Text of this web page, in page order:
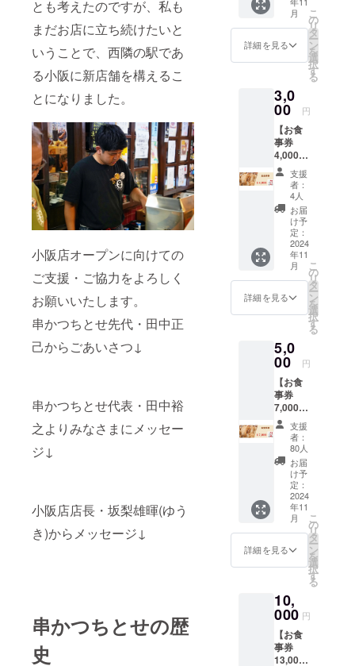
とも考えたのですが、私も
まだお店に立ち続けたいと
いうことで、西隣の駅であ
る小阪に新店舗を構えるこ
とになりました。
小阪店オープンに向けての
ご支援・ご協力をよろしく
お願いいたします。
串かつちとせ先代・田中正
己からごあいさつ↓
串かつちとせ代表・田中裕
之よりみなさまにメッセー
ジ↓
小阪店店長・坂梨雄暉(ゆう
き)からメッセージ↓
串かつちとせの歴
史
舗ロゴ
でさり
げなく
アピー
ル。 持
しやす
い薄手
タイプ
です。
A4サイ
ズすっ
ぽり余
裕を
持って
入るサ
イズで
す。 素
材：綿
100%
4.0オン
ス サイ
ズ(本
体)：約
W300x
m サイ
ズ(持ち
手)：約
W25xL
500mm
※エコ
バッグ
のデザ
インを
AorBか
らお選
びくだ
さい。
カラー
はどち
らも
ベー
ジュで
す。
事券
13,000
円】 ※
お食事
券の現
金への
中には
店舗ロ
りげな
くア
ル。 厚
すぎず
薄すぎ
ない、
全体の
シル
エット
を重視
した程
よい厚
みのス
タン
ダード
なTシャ
ツで
す。 カ
ラー：
白 素
材：
天竺
綿100%
サイ
ズ：S、
M、L、
XL、
2XL(男
女兼用)
※デザイ
ンを
AorBか
らお選
びくだ
さい。
※Tシャ
ツのサ
イズは
S、M、
L、
2XL(男
女兼用)
からお
選びく
ださ
い。 ※
タイプ
です。
ズすっ
ぽり余
入るサ
イズで
す。 内
容 ・お
礼の
メッ
セージ
・オリ
ジナル
エコ
バッグ
(1こ) ※
エコ
バッグ
のデザ
AorBか
らお選
さい。
カラー
はどち
らも
ベー
ジュで
す。 ※
店舗(八
戸ノ里
本店・
小阪店)
での受
け取り
or郵送
希望か
をお選
びくだ
さい。
【エコ
詳細】
素材：
綿100%
4.0オン
ス サイ
ズ(本
ん・裏
店舗ロ
にはビ
リケン
中には
店舗ロ
ゴでさ
りげな
くア
ピー
ル。 厚
すぎず
薄すぎ
ない、
全体の
シル
エット
を重視
した程
みのス
タン
ツで
す。 内
容 ・お
礼の
メッ
セージ
・オリ
ジナルT
シャツ
(1枚) ※
デザイ
ンを
AorBか
らお選
びくだ
※Tシャ
ツのサ
S、M、
L、
XL、
2XL(男
女兼用)
からお
す。 ま
た、つ
ぎ足し
つぎ足
「二度
づけ禁
止」の
特製
ソース
と、名
物どて
焼きの
味噌ダ
レが
ソース
と合体
した唯
一無二
のカ
セット
にしま
お礼の
メッ
セージ
・オリ
ジナル
エコ
バッグ
・串か
つちと
せ秘伝
のソー
ス×2個
・串か
つちと
せ監修
りどて
やき牛
個 ※エ
コバッ
グのデ
ザイン
をAorB
デザイ
ンした
ロゴを
あし
ザイ
ン。ソ
ウルフ
ルで
ポップ
な世界
観は、
ちとせ
が目指
す店作
りその
もので
す。 ま
た、つ
ぎ足し
つぎ足
し受け
づけ禁
止」の
特製
ソース
と、名
物どて
焼きの
味噌ダ
レが
ソース
と合体
した唯
一無二
のカ
レーを
にしま
した。
メッ
セージ
・オリ
ジナルT
シャツ
取り入
れよ
う！T
シャツ
とエコ
バッグ
トで
す。 ち
とせ新
世界時
代から
の常連
であ
り、
「西成
のピカ
ソ」の
異名を
持つ
ハー
ト・
アー
ティス
デザイ
ンした
ロゴを
あし
らっ
た、オ
リジナ
ルデザ
インで
す。 ソ
ウルフ
ルで
ポップ
な世界
観は、
ちとせ
が目指
内容 ・
お礼の
メッ
セージ
・オリ
月
詳細を見る
こ
の
リ
タ
ー
ン
を
選
択
す
る
3,0
00 円
【お食
事券
4,000
円】 内
容 ・お
礼の
メッ
セージ
・4,000
(1,000
円×4枚)
のお食
事券 ・
特製缶
バッジ
※お食事
券の現
金への
交換は
できま
せん。
おつり
はでま
せん。
※八戸ノ
里本
店・小
阪店共
通で使
用でき
ます。
※お食事
2025/11
/30まで
※お食事
券の画
像はイ
メージ
です。
支援
者：
4人
お届
け予
定：
2024
年11
月
詳細を見る
こ
の
リ
タ
ー
ン
を
選
択
す
る
5,0
00 円
【お食
事券
7,000
円】 内
容 ・お
礼の
メッ
セージ
・7,000
(1,000
円×7枚)
のお食
事券 ・
特製缶
バッジ
※お食事
券の現
金への
交換は
できま
せん。
支援
者：
80人
お届
け予
定：
2024
年11
月
詳細を見る
こ
の
リ
タ
ー
ン
を
選
択
す
る
10,
000 円
【お食
事券
13,000